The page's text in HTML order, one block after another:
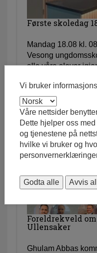
Første skoledag
Mandag 18.08 kl.
Vesong
alle våre elever
14.08.2025
Foreldrekveld
Ullensaker
Ghulam Abbas
Vi bruker
Våre nettsider
Dette hjelper oss
og tjenestene på
hvilke vi bruker og
Godta alle Avvis